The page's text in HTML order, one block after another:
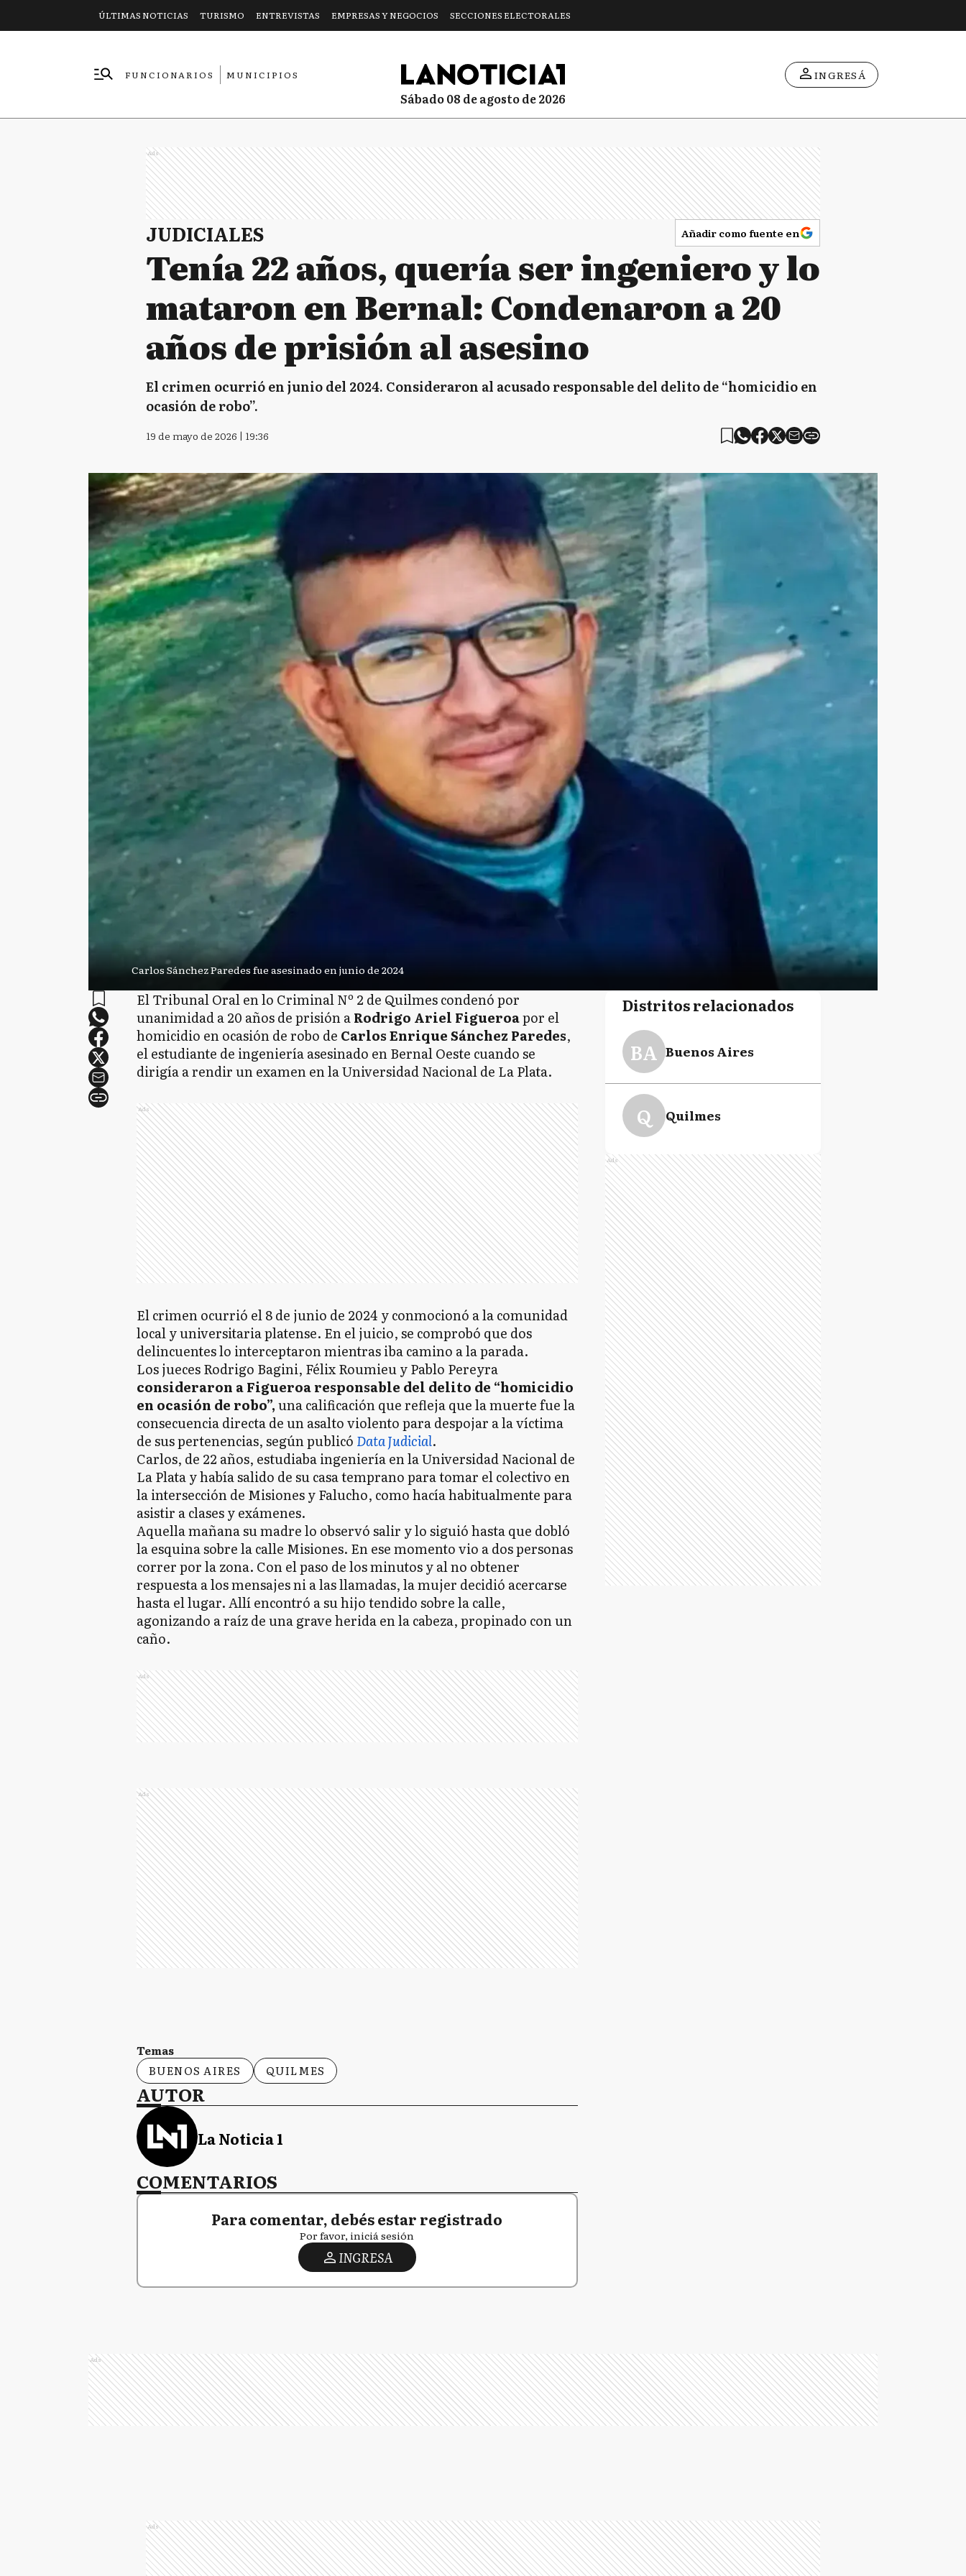
ÚLTIMAS NOTICIAS TURISMO ENTREVISTAS EMPRESAS Y NEGOCIOS SECCIONES ELECTORALES
FUNCIONARIOS
MUNICIPIOS
sábado 08 de agosto de 2026
INGRESÁ
Ads
JUDICIALES Añadir como fuente en
Tenía 22 años, quería ser ingeniero y lo
mataron en Bernal: Condenaron a 20
años de prisión al asesino
El crimen ocurrió en junio del 2024. Consideraron al acusado responsable del delito de “homicidio en
ocasión de robo”.
19 de mayo de 2026 | 19:36
Carlos Sánchez Paredes fue asesinado en junio de 2024
El Tribunal Oral en lo Criminal Nº 2 de Quilmes condenó por
unanimidad a 20 años de prisión aRodrigo Ariel Figueroapor el
homicidio en ocasión de robo de Carlos Enrique Sánchez Paredes,
el estudiante de ingeniería asesinado en Bernal Oeste cuando se
dirigía a rendir un examen en la Universidad Nacional de La Plata.
Ads
El crimen ocurrió el 8 de junio de 2024 y conmocionó a la comunidad
local y universitaria platense. En el juicio, se comprobó que dos
delincuentes lo interceptaron mientras iba camino a la parada.
Los jueces Rodrigo Bagini, Félix Roumieu y Pablo Pereyra
consideraron a Figueroa responsable del delito de “homicidio
en ocasión de robo”,una calificación que refleja que la muerte fue la
consecuencia directa de un asalto violento para despojar a la víctima
de sus pertenencias, según publicó Data Judicial.
Carlos, de 22 años, estudiaba ingeniería en la Universidad Nacional de
La Plata y había salido de su casa temprano para tomar el colectivo en
la intersección de Misiones y Falucho, como hacía habitualmente para
asistir a clases y exámenes.
Aquella mañana su madre lo observó salir y lo siguió hasta que dobló
la esquina sobre la calle Misiones. En ese momento vio a dos personas
correr por la zona. Con el paso de los minutos y al no obtener
respuesta a los mensajes ni a las llamadas, la mujer decidió acercarse
hasta el lugar. Allí encontró a su hijo tendido sobre la calle,
agonizando a raíz de una grave herida en la cabeza, propinado con un
caño.
Ads
Ads
Temas
BUENOS AIRES
QUILMES
AUTOR
La Noticia 1
COMENTARIOS
Para comentar, debés estar registrado
Por favor, iniciá sesión
INGRESA
Distritos relacionados
BA Buenos Aires
Q Quilmes
Ads
Ads
Ads